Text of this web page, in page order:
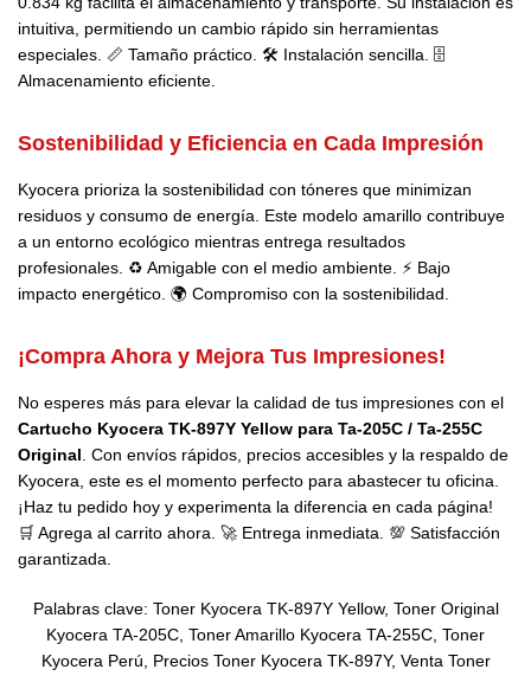
intuitiva, permitiendo un cambio rápido sin herramientas
especiales. 📏 Tamaño práctico. 🛠️ Instalación sencilla. 🗄️
Almacenamiento eficiente.
Sostenibilidad y Eficiencia en Cada Impresión
Kyocera prioriza la sostenibilidad con tóneres que minimizan
residuos y consumo de energía. Este modelo amarillo contribuye
a un entorno ecológico mientras entrega resultados
profesionales. ♻️ Amigable con el medio ambiente. ⚡ Bajo
impacto energético. 🌍 Compromiso con la sostenibilidad.
¡Compra Ahora y Mejora Tus Impresiones!
No esperes más para elevar la calidad de tus impresiones con el
Cartucho Kyocera TK-897Y Yellow para Ta-205C / Ta-255C
Original . Con envíos rápidos, precios accesibles y la respaldo de
Kyocera, este es el momento perfecto para abastecer tu oficina.
¡Haz tu pedido hoy y experimenta la diferencia en cada página!
🛒 Agrega al carrito ahora. 🚀 Entrega inmediata. 💯 Satisfacción
garantizada.
Palabras clave: Toner Kyocera TK-897Y Yellow, Toner Original
Kyocera TA-205C, Toner Amarillo Kyocera TA-255C, Toner
Kyocera Perú, Precios Toner Kyocera TK-897Y, Venta Toner